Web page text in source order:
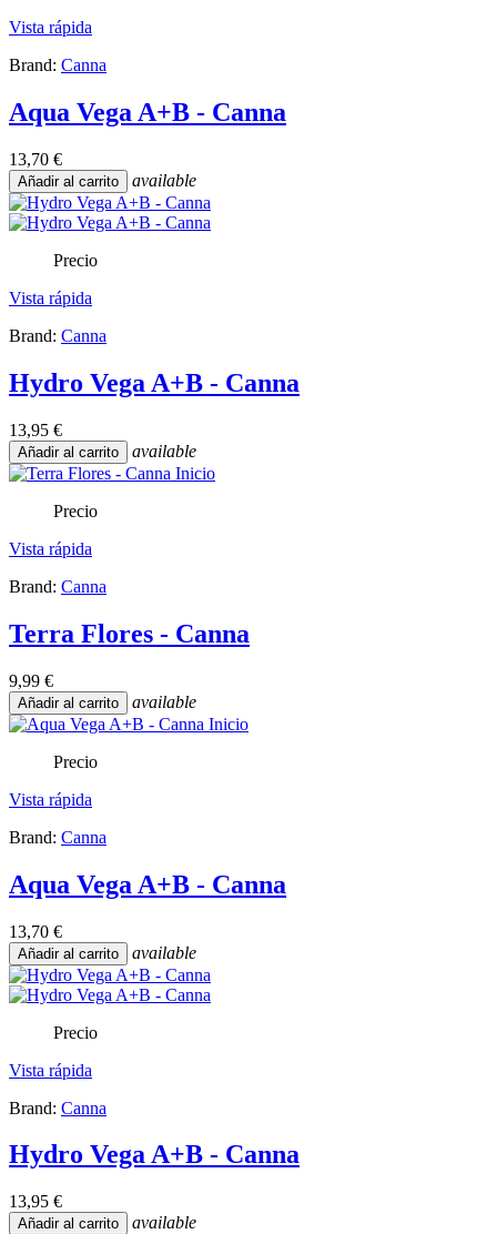
Vista rápida
Brand: Canna
Aqua Vega A+B - Canna
13,70 €
Añadir al carrito available
Precio
Vista rápida
Brand: Canna
Hydro Vega A+B - Canna
13,95 €
Añadir al carrito available
Precio
Vista rápida
Brand: Canna
Terra Flores - Canna
9,99 €
Añadir al carrito available
Precio
Vista rápida
Brand: Canna
Aqua Vega A+B - Canna
13,70 €
Añadir al carrito available
Precio
Vista rápida
Brand: Canna
Hydro Vega A+B - Canna
13,95 €
Añadir al carrito available